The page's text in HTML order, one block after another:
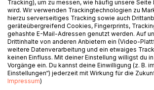
BESCHREIBUNG
Umgeben von
Zweitausender der Haute
Dennoch verlaufen tiefe
Pferdegetrappel zu leiden
Würdenträger sind weit
Gurkensalat noch vor
Tracking), um zu messen, wie häufig unsere
wird. Wir verwenden Trackingtechnologien zu
hierzu serverseitiges Tracking sowie auch
geräteübergreifend Cookies, Fingerprints,
gehashte E-Mail-Adressen genutzt werden. Auf
Drittinhalte von anderen Anbietern ein (Video-
weitere Datenverarbeitung und ein etwaiges
keinen Einfluss. Mit deiner Einstellung willigst du
Vorgänge ein. Du kannst deine Einwilligung (z. B.
Einstellungen“) jederzeit mit Wirkung für die
Impressum)